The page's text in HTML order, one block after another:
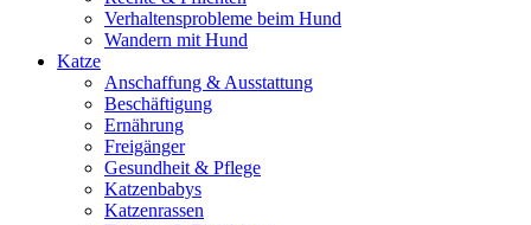
Verhaltensprobleme beim Hund
Wandern mit Hund
Katze
Anschaffung & Ausstattung
Beschäftigung
Ernährung
Freigänger
Gesundheit & Pflege
Katzenbabys
Katzenrassen